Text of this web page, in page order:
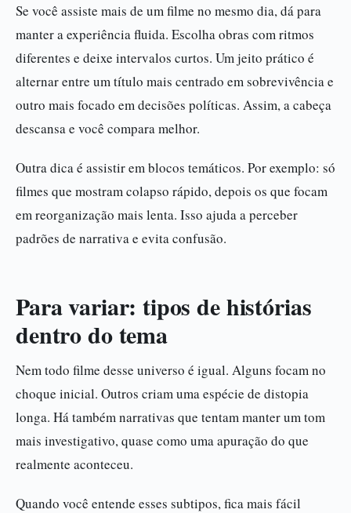
Se você assiste mais de um filme no mesmo dia, dá para
manter a experiência fluida. Escolha obras com ritmos
diferentes e deixe intervalos curtos. Um jeito prático é
alternar entre um título mais centrado em sobrevivência e
outro mais focado em decisões políticas. Assim, a cabeça
descansa e você compara melhor.
Outra dica é assistir em blocos temáticos. Por exemplo: só
filmes que mostram colapso rápido, depois os que focam
em reorganização mais lenta. Isso ajuda a perceber
padrões de narrativa e evita confusão.
Para variar: tipos de histórias
dentro do tema
Nem todo filme desse universo é igual. Alguns focam no
choque inicial. Outros criam uma espécie de distopia
longa. Há também narrativas que tentam manter um tom
mais investigativo, quase como uma apuração do que
realmente aconteceu.
Quando você entende esses subtipos, fica mais fácil